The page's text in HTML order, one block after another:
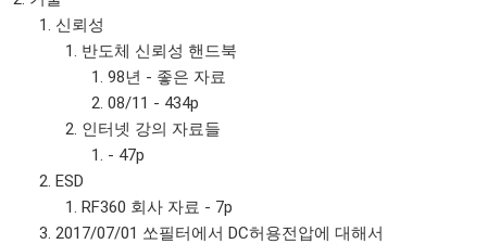
신뢰성
반도체 신뢰성 핸드북
98년 - 좋은 자료
08/11 - 434p
인터넷 강의 자료들
- 47p
ESD
RF360 회사 자료 - 7p
2017/07/01 쏘필터에서 DC허용전압에 대해서